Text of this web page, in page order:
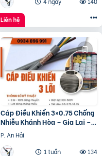
Liên hệ
Cáp Điều Khiển 3×0.75 Chống
Nhiễu Khánh Hòa – Gia Lai –
Bình Định
P. An Hải
1 tuần
134